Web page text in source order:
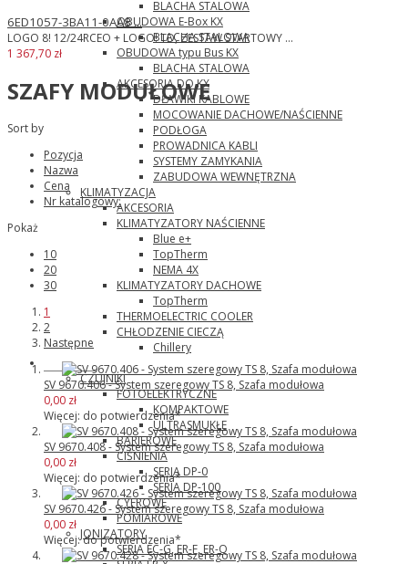
BLACHA STALOWA
OBUDOWA E-Box KX
BLACHA STALOWA
OBUDOWA typu Bus KX
BLACHA STALOWA
AKCESORIA DO KX
DŁAWIKI KABLOWE
MOCOWANIE DACHOWE/NAŚCIENNE
PODŁOGA
PROWADNICA KABLI
SYSTEMY ZAMYKANIA
ZABUDOWA WEWNĘTRZNA
KLIMATYZACJA
AKCESORIA
KLIMATYZATORY NAŚCIENNE
Blue e+
TopTherm
NEMA 4X
KLIMATYZATORY DACHOWE
TopTherm
THERMOELECTRIC COOLER
CHŁODZENIE CIECZĄ
Chillery
Panasonic
CZUJNIKI
FOTOELEKTRYCZNE
KOMPAKTOWE
ULTRASMUKŁE
BARIEROWE
CIŚNIENIA
SERIA DP-0
SERIA DP-100
CYFROWE
POMIAROWE
JONIZATORY
SERIA EC-G, ER-F, ER-Q
6ED1057-3BA11-0AA8 ...
LOGO 8! 12/24RCEO + LOGO! TD, ZESTAW STARTOWY ...
1 367,70 zł
SZAFY MODUŁOWE
Sort by
Pozycja
Nazwa
Cena
Nr katalogowy:
Pokaż
10
20
30
1
2
Następne
SV 9670.406 - System szeregowy TS 8, Szafa modułowa
0,00 zł
Więcej: do potwierdzenia*
SV 9670.408 - System szeregowy TS 8, Szafa modułowa
0,00 zł
Więcej: do potwierdzenia*
SV 9670.426 - System szeregowy TS 8, Szafa modułowa
0,00 zł
Więcej: do potwierdzenia*